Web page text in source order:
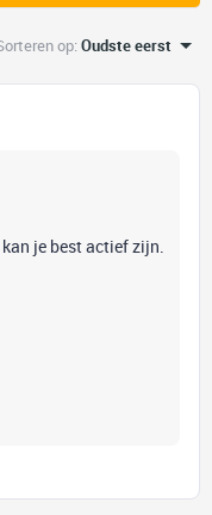
op:Oudste eerst
je best actief zijn.